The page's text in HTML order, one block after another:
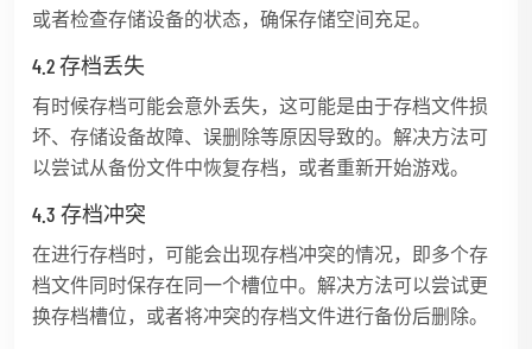
或者检查存储设备的状态，确保存储空间充足。
4.2 存档丢失
有时候存档可能会意外丢失，这可能是由于存档文件损
坏、存储设备故障、误删除等原因导致的。解决方法可
以尝试从备份文件中恢复存档，或者重新开始游戏。
4.3 存档冲突
在进行存档时，可能会出现存档冲突的情况，即多个存
档文件同时保存在同一个槽位中。解决方法可以尝试更
换存档槽位，或者将冲突的存档文件进行备份后删除。